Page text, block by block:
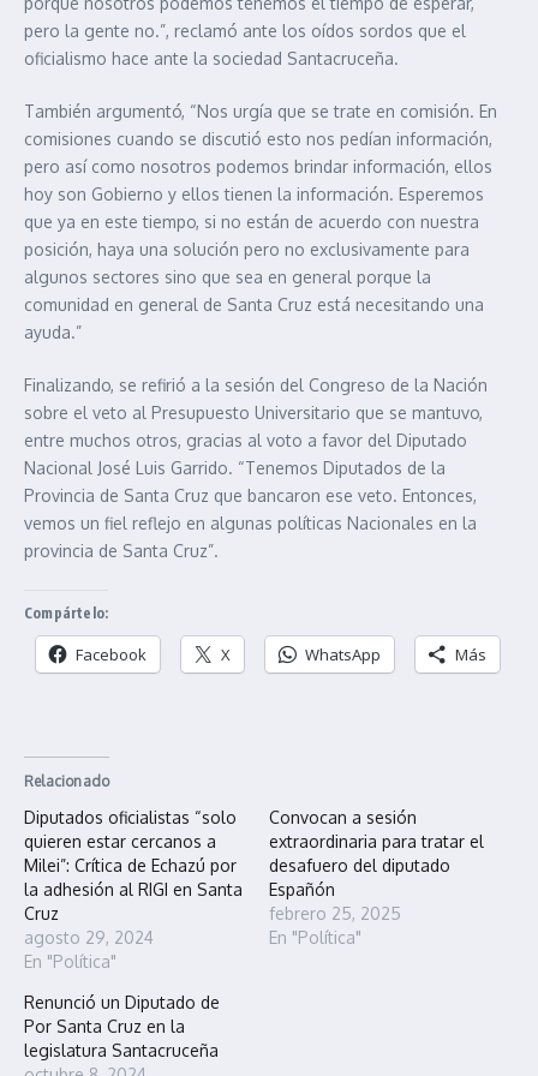
pero la gente no.”, reclamó ante los oídos sordos que el
oficialismo hace ante la sociedad Santacruceña.
También argumentó, “Nos urgía que se trate en comisión. En
comisiones cuando se discutió esto nos pedían información,
pero así como nosotros podemos brindar información, ellos
hoy son Gobierno y ellos tienen la información. Esperemos
que ya en este tiempo, si no están de acuerdo con nuestra
posición, haya una solución pero no exclusivamente para
algunos sectores sino que sea en general porque la
comunidad en general de Santa Cruz está necesitando una
ayuda.”
Finalizando, se refirió a la sesión del Congreso de la Nación
sobre el veto al Presupuesto Universitario que se mantuvo,
entre muchos otros, gracias al voto a favor del Diputado
Nacional José Luis Garrido. “Tenemos Diputados de la
Provincia de Santa Cruz que bancaron ese veto. Entonces,
vemos un fiel reflejo en algunas políticas Nacionales en la
provincia de Santa Cruz”.
Compártelo:
Facebook X WhatsApp Más
Relacionado
Diputados oficialistas “solo
quieren estar cercanos a
Milei”: Crítica de Echazú por
la adhesión al RIGI en Santa
Cruz
agosto 29, 2024
En "Política"
Convocan a sesión
extraordinaria para tratar el
desafuero del diputado
Españón
febrero 25, 2025
En "Política"
Renunció un Diputado de
Por Santa Cruz en la
legislatura Santacruceña